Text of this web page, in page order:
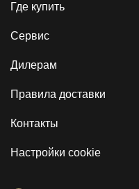
Где купить
Сервис
Дилерам
Правила доставки
Контакты
Настройки cookie